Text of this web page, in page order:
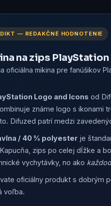
— REDAKČNÉ HODNOTENIE
na zips PlayStation
oficiálna mikina pre fanúšikov
Logo and Icons od
známe logo s ikonami
Difuzed patrí medzi
/ 40 % polyester je
zips po celej dĺžke a
vychytávky, no ako
oficiálny produkt s dobrým
voľba.